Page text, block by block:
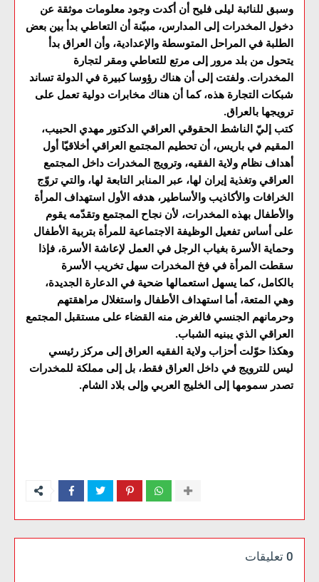
وسبق للنائبة ليلى فليح أن أكدت وجود معلومات موثقة عن
دخول المخدرات إلى المدارس، مبيّنة أن التعاطي بدأ بين بعض
الطلبة في المراحل المتوسطة والإعدادية، وأن العراق بدأ
يتحول من بلد مرور إلى مرتع للتعاطي ومقر لتجارة
المخدرات. ولفتت إلى أن هناك رؤوسا كبيرة في الدولة تساند
شبكات التجارة هذه، كما أن هناك مخابرات دولية تعمل على
ترويجها بالعراق.
كتب إليّ الناشط الحقوقي العراقي الدكتور مهدي الحبيب،
المقيم في باريس، أن تحطيم المجتمع العراقي أخلاقيّا أول
أهداف نظام ولاية الفقيه، وترويج المخدرات داخل المجتمع
العراقي وتغذية إيران لها، عبر المنابر التابعة لها، والتي تروّج
الخرافات والأكاذيب والأساطير، هدفه الأول استهداف المرأة
والأطفال بهذه المخدرات، لأن نجاح المجتمع وتقدّمه يقوم
على أساس تفعيل الوظيفة الاجتماعية للمرأة بتربية الأطفال
وحماية الأسرة بغياب الرجل في العمل لإعاشة الأسرة، فإذا
سقطت المرأة في فخ المخدرات سهل تخريب الأسرة
بالكامل، كما يسهل استعمالها ضحية في الدعارة الجديدة،
وهي المتعة، أما استهداف الأطفال واستغلال مراهقتهم
وحرمانهم الجنسي فالغرض منه القضاء على مستقبل المجتمع
العراقي الذي يبنيه الشباب.
وهكذا حوّلت أحزاب ولاية الفقيه العراق إلى مركز رئيسي
ليس للترويج في داخل العراق فقط، بل إلى مملكة للمخدرات
تصدر سمومها إلى الخليج العربي وإلى بلاد الشام.
0 تعليقات